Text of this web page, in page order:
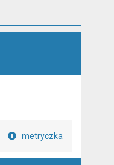
metryczka